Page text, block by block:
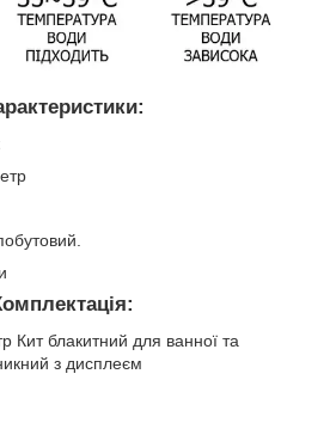
Кит блакитний для ванної та
з дисплеєм